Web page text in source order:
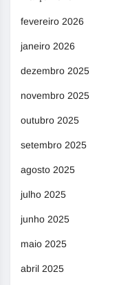
fevereiro 2026
janeiro 2026
dezembro 2025
novembro 2025
outubro 2025
setembro 2025
agosto 2025
julho 2025
junho 2025
maio 2025
abril 2025